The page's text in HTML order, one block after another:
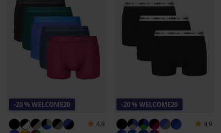
-20 % WELCOME20
4,9
-20 % WELCOME20
4,9